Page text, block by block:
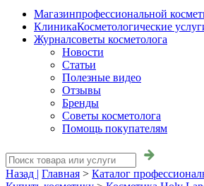
Магазинпрофессиональной
КлиникаКосметологические
Журналсоветы косметолога
Новости
Статьи
Полезные видео
Отзывы
Бренды
Советы косметолога
Помощь покупателям
Назад | Главная > Каталог